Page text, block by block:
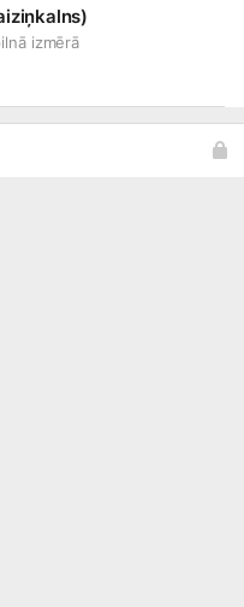
izmērā